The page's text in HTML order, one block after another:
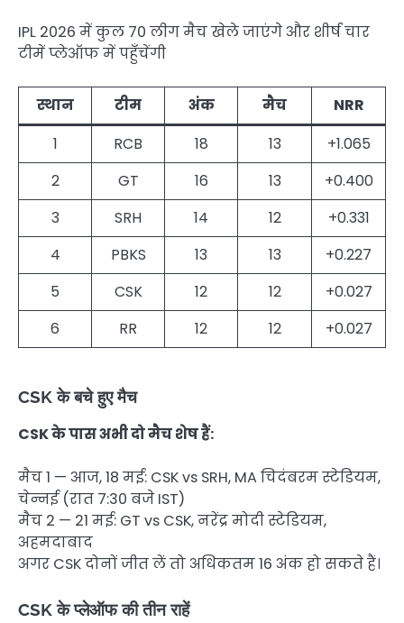
IPL 2026 में कुल 70 लीग मैच खेले जाएंगे और शीर्ष चार
टीमें प्लेऑफ में पहुँचेंगी
स्थान टीम अंक मैच
NRR
1
RCB 18 13
+1.065
2
GT 16 13
+0.400
3
SRH 14 12
+0.331
4
PBKS 13 13
+0.227
5
CSK 12 12
+0.027
6
RR 12 12 +0.027
CSK के बचे हुए मैच
CSK के पास अभी दो मैच शेष हैं:
मैच 1 — आज, 18 मई: CSK vs SRH, MA चिदंबरम स्टेडियम,
चेन्नई (रात 7:30 बजे IST)
मैच 2 — 21 मई: GT vs CSK, नरेंद्र मोदी स्टेडियम,
अहमदाबाद
अगर CSK दोनों जीत लें तो अधिकतम 16 अंक हो सकते हैं।
CSK के प्लेऑफ की तीन राहें